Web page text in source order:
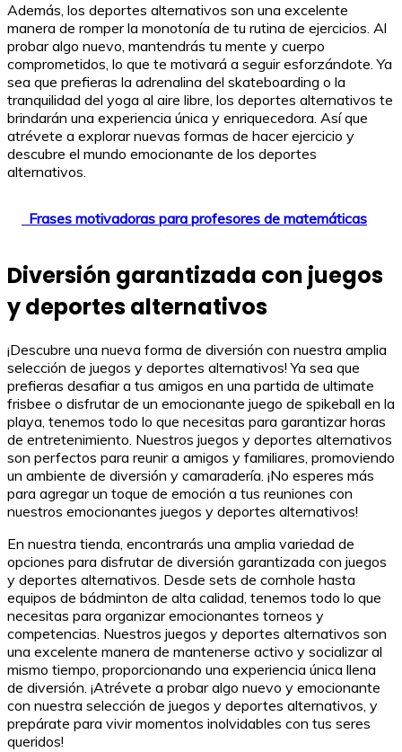
Además, los deportes alternativos son una excelente
manera de romper la monotonía de tu rutina de ejercicios. Al
probar algo nuevo, mantendrás tu mente y cuerpo
comprometidos, lo que te motivará a seguir esforzándote. Ya
sea que prefieras la adrenalina del skateboarding o la
tranquilidad del yoga al aire libre, los deportes alternativos te
brindarán una experiencia única y enriquecedora. Así que
atrévete a explorar nuevas formas de hacer ejercicio y
descubre el mundo emocionante de los deportes
alternativos.
Frases motivadoras para profesores de matemáticas
Diversión garantizada con juegos
y deportes alternativos
¡Descubre una nueva forma de diversión con nuestra amplia
selección de juegos y deportes alternativos! Ya sea que
prefieras desafiar a tus amigos en una partida de ultimate
frisbee o disfrutar de un emocionante juego de spikeball en la
playa, tenemos todo lo que necesitas para garantizar horas
de entretenimiento. Nuestros juegos y deportes alternativos
son perfectos para reunir a amigos y familiares, promoviendo
un ambiente de diversión y camaradería. ¡No esperes más
para agregar un toque de emoción a tus reuniones con
nuestros emocionantes juegos y deportes alternativos!
En nuestra tienda, encontrarás una amplia variedad de
opciones para disfrutar de diversión garantizada con juegos
y deportes alternativos. Desde sets de cornhole hasta
equipos de bádminton de alta calidad, tenemos todo lo que
necesitas para organizar emocionantes torneos y
competencias. Nuestros juegos y deportes alternativos son
una excelente manera de mantenerse activo y socializar al
mismo tiempo, proporcionando una experiencia única llena
de diversión. ¡Atrévete a probar algo nuevo y emocionante
con nuestra selección de juegos y deportes alternativos, y
prepárate para vivir momentos inolvidables con tus seres
queridos!